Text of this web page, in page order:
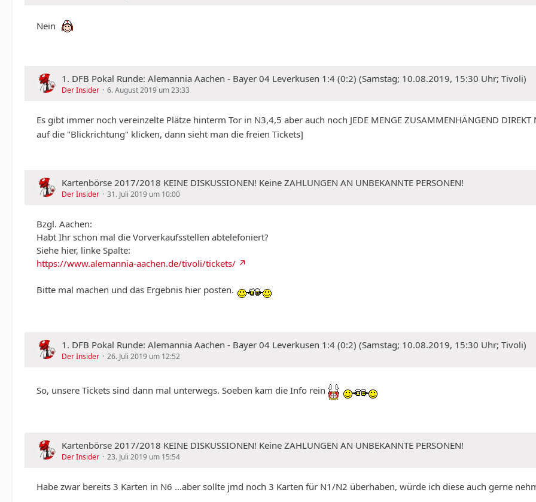
Nein
1. DFB Pokal Runde: Alemannia Aachen - Bayer 04 Leverkusen 1:4 (0:2) (Samstag; 10.08.2019, 15:30 Uhr; Tivoli)
Der Insider 6. August 2019 um 23:33
Es gibt immer noch vereinzelte Plätze hinterm Tor in N3,4,5 aber auch noch JEDE MENGE ZUSAMMENHÄNGEND DIREKT
auf die "Blickrichtung" klicken, dann sieht man die freien Tickets]
Kartenbörse 2017/2018 KEINE DISKUSSIONEN! Keine ZAHLUNGEN AN UNBEKANNTE PERSONEN!
Der Insider 31. Juli 2019 um 10:00
Bzgl. Aachen:
Habt Ihr schon mal die Vorverkaufsstellen abtelefoniert?
Siehe hier, linke Spalte:
https://www.alemannia-aachen.de/tivoli/tickets/
Bitte mal machen und das Ergebnis hier posten.
1. DFB Pokal Runde: Alemannia Aachen - Bayer 04 Leverkusen 1:4 (0:2) (Samstag; 10.08.2019, 15:30 Uhr; Tivoli)
Der Insider 26. Juli 2019 um 12:52
So, unsere Tickets sind dann mal unterwegs. Soeben kam die Info rein
Kartenbörse 2017/2018 KEINE DISKUSSIONEN! Keine ZAHLUNGEN AN UNBEKANNTE PERSONEN!
Der Insider 23. Juli 2019 um 15:54
Habe zwar bereits 3 Karten in N6 ...aber sollte jmd noch 3 Karten für N1/N2 überhaben, würde ich diese auch gerne